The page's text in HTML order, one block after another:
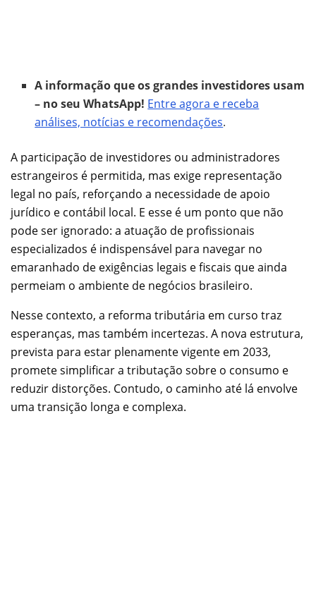
A informação que os grandes investidores usam
– no seu WhatsApp! Entre agora e receba
análises, notícias e recomendações.
A participação de investidores ou administradores
estrangeiros é permitida, mas exige representação
legal no país, reforçando a necessidade de apoio
jurídico e contábil local. E esse é um ponto que não
pode ser ignorado: a atuação de profissionais
especializados é indispensável para navegar no
emaranhado de exigências legais e fiscais que ainda
permeiam o ambiente de negócios brasileiro.
Nesse contexto, a reforma tributária em curso traz
esperanças, mas também incertezas. A nova estrutura,
prevista para estar plenamente vigente em 2033,
promete simplificar a tributação sobre o consumo e
reduzir distorções. Contudo, o caminho até lá envolve
uma transição longa e complexa.